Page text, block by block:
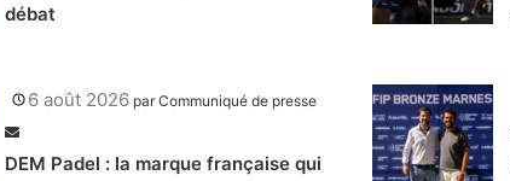
débat
6 août 2026 parCommuniqué de presse
DEM Padel : la marque française qui